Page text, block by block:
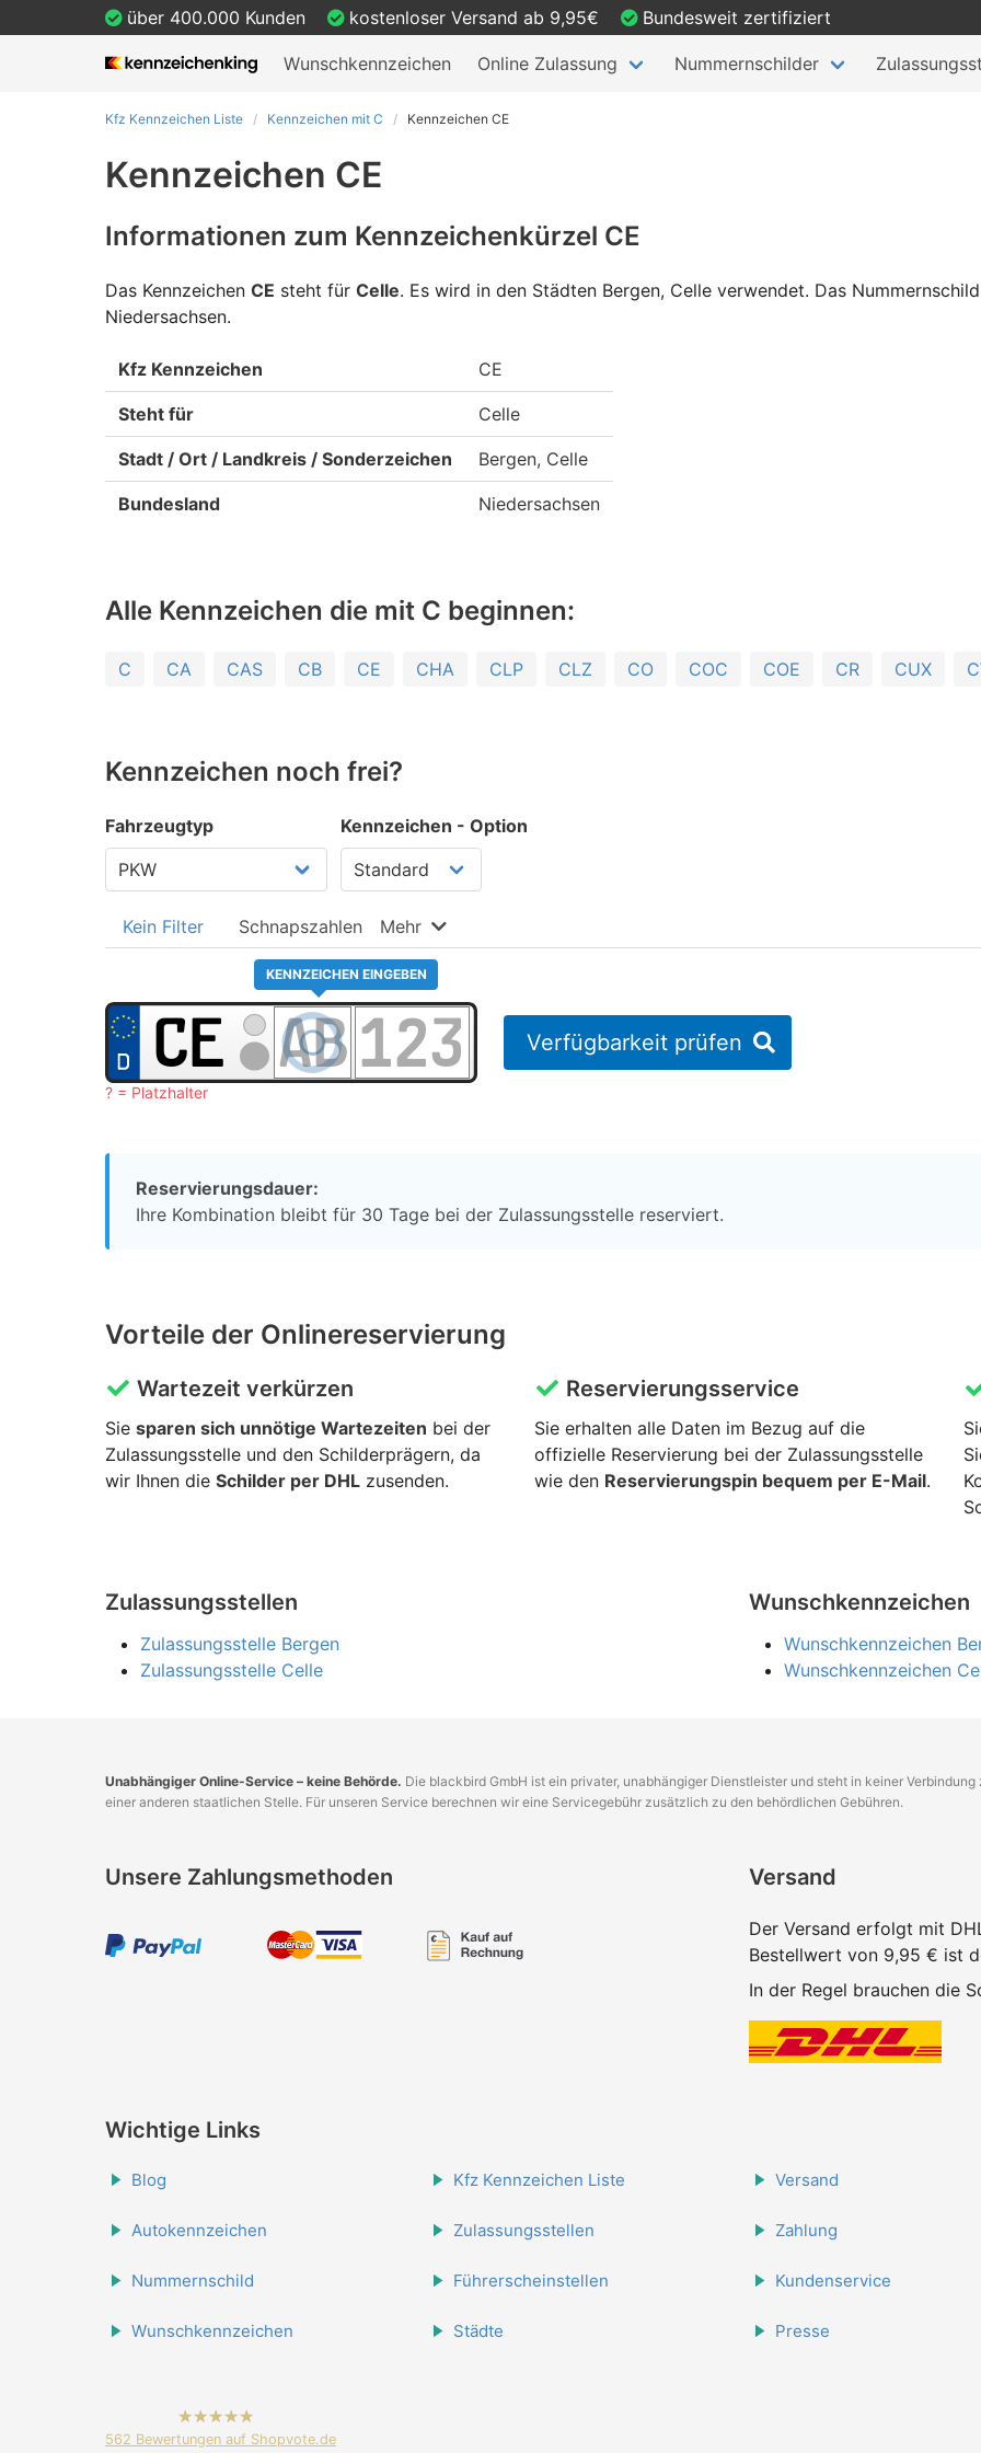
über 400.000 Kunden kostenloser Versand ab 9,95€ Bundesweit zertifiziert
Wunschkennzeichen Online Zulassung Nummernschilder
Kfz Kennzeichen Liste Kennzeichen mit C Kennzeichen CE
Kennzeichen CE
Informationen zum Kennzeichenkürzel CE
Das Kennzeichen CE steht für Celle. Es wird in den Städten Bergen, Celle verwendet. Das
Niedersachsen.
Kfz Kennzeichen CE
Steht für Celle
Stadt / Ort / Landkreis / Sonderzeichen Bergen, Celle
Bundesland Niedersachsen
Alle Kennzeichen die mit C beginnen:
C CA CAS CB CE CHA CLP CLZ CO COC COE CR CUX
Kennzeichen noch frei?
Fahrzeugtyp Kennzeichen - Option
Kein Filter Schnapszahlen Mehr
KENNZEICHEN EINGEBEN
? = Platzhalter
Verfügbarkeit prüfen
Reservierungsdauer:
Ihre Kombination bleibt für 30 Tage bei der Zulassungsstelle reserviert.
Vorteile der Onlinereservierung
Wartezeit verkürzen
Sie sparen sich unnötige Wartezeiten bei der
Zulassungsstelle und den Schilderprägern, da
wir Ihnen die Schilder per DHL zusenden.
Reservierungsservice
Sie erhalten alle Daten im Bezug auf die
offizielle Reservierung bei der Zulassungsstelle
wie den Reservierungspin bequem per E-Mail.
Zulassungsstellen
Zulassungsstelle Bergen
Zulassungsstelle Celle
Wunschkennzeichen
Wunschkennzeichen
Wunschkennzeichen
Unabhängiger Online-Service – keine Behörde. Die blackbird GmbH ist ein privater, unabhängiger Dienstleister und steht in keiner
einer anderen staatlichen Stelle. Für unseren Service berechnen wir eine Servicegebühr zusätzlich zu den behördlichen Gebühren.
Unsere Zahlungsmethoden Versand
Der Versand erfolgt mit
Bestellwert von 9,95 € ist
In der Regel brauchen die
Wichtige Links
Blog
Autokennzeichen
Nummernschild
Wunschkennzeichen
Kfz Kennzeichen Liste
Zulassungsstellen
Führerscheinstellen
Städte
Versand
Zahlung
Kundenservice
Presse
hat4.84
562 Bewertungen auf Shopvote.de